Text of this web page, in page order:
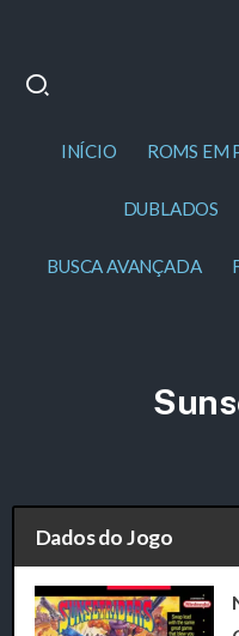
INÍCIO ROMS EM
DUBLADOS
BUSCA AVANÇADA
Dados do Jogo